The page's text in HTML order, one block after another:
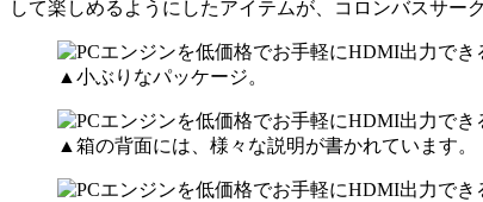
して楽しめるようにしたアイテムが、コロンバスサー
▲小ぶりなパッケージ。
▲箱の背面には、様々な説明が書かれています。